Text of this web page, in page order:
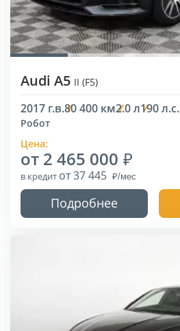
Audi A5 II (F5)
2017 г.в.80 400 км2.0 л190 л.с.
Робот
Цена:
от 2 465 000
в кредит от 37 445
Подробнее